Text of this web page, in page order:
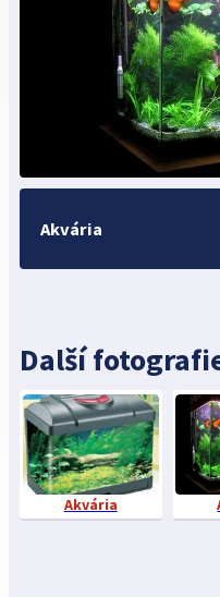
Akvária
Další
Akvária